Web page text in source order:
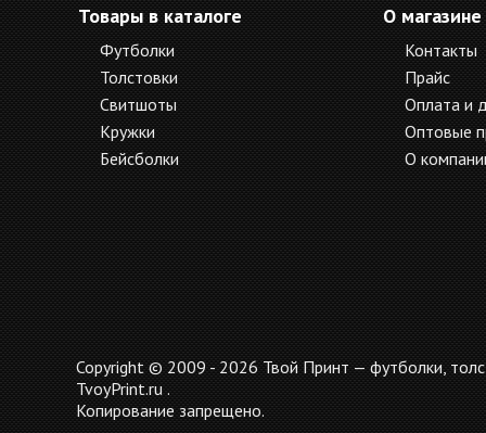
Товары в каталоге
Футболки
Толстовки
Свитшоты
Кружки
Бейсболки
О магазине
Контакты
Прайс
Оплата и
Оптовые
О
Copyright © 2009 - 2026 Твой Принт — футболки,
TvoyPrint.ru .
Копирование запрещено.